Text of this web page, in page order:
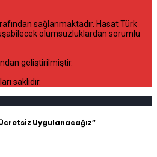
sağlanmaktadır. Hasat Türk
olumsuzluklardan sorumlu
geliştirilmiştir.
saklıdır.
Uygulanacağız”